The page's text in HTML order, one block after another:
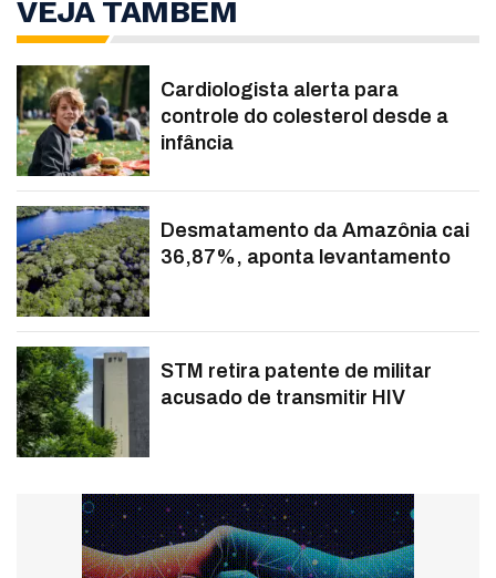
VEJA TAMBÉM
Cardiologista alerta para
controle do colesterol desde a
infância
Desmatamento da Amazônia cai
36,87%, aponta levantamento
STM retira patente de militar
acusado de transmitir HIV